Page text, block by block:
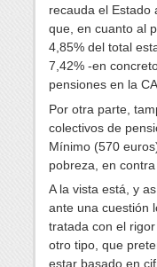
recauda el Estado
que, en cuanto al
4,85% del total
7,42% -en
pensiones en la
Por otra parte,
colectivos de
Mínimo (570
pobreza, en
A la vista está, y
ante una cuestión
tratada con el
otro tipo, que
estar basado en